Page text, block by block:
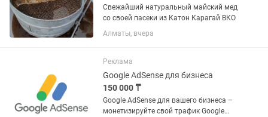
Свежайший натуральный майский мед
со своей пасеки из Катон Карагай ВКО
Алматы, вчера
Реклама
Google AdSense для бизнеса
150 000 ₸
Google AdSense для вашего бизнеса –
монетизируйте свой трафик Google